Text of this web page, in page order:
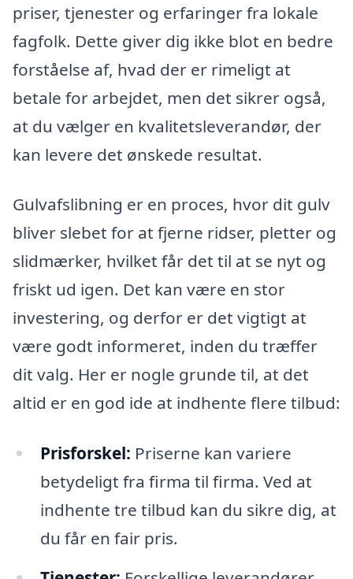
priser, tjenester og erfaringer fra lokale
fagfolk. Dette giver dig ikke blot en bedre
forståelse af, hvad der er rimeligt at
betale for arbejdet, men det sikrer også,
at du vælger en kvalitetsleverandør, der
kan levere det ønskede resultat.
Gulvafslibning er en proces, hvor dit gulv
bliver slebet for at fjerne ridser, pletter og
slidmærker, hvilket får det til at se nyt og
friskt ud igen. Det kan være en stor
investering, og derfor er det vigtigt at
være godt informeret, inden du træffer
dit valg. Her er nogle grunde til, at det
altid er en god ide at indhente flere tilbud:
Prisforskel: Priserne kan variere
betydeligt fra firma til firma. Ved at
indhente tre tilbud kan du sikre dig, at
du får en fair pris.